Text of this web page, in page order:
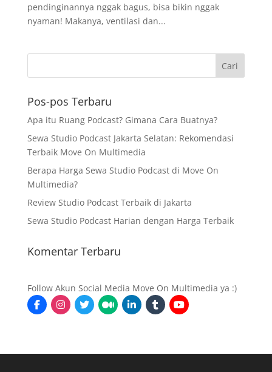
pendinginannya nggak bagus, bisa bikin nggak
nyaman! Makanya, ventilasi dan...
Pos-pos Terbaru
Apa itu Ruang Podcast? Gimana Cara Buatnya?
Sewa Studio Podcast Jakarta Selatan: Rekomendasi
Terbaik Move On Multimedia
Berapa Harga Sewa Studio Podcast di Move On
Multimedia?
Review Studio Podcast Terbaik di Jakarta
Sewa Studio Podcast Harian dengan Harga Terbaik
Komentar Terbaru
Follow Akun Social Media Move On Multimedia ya :)